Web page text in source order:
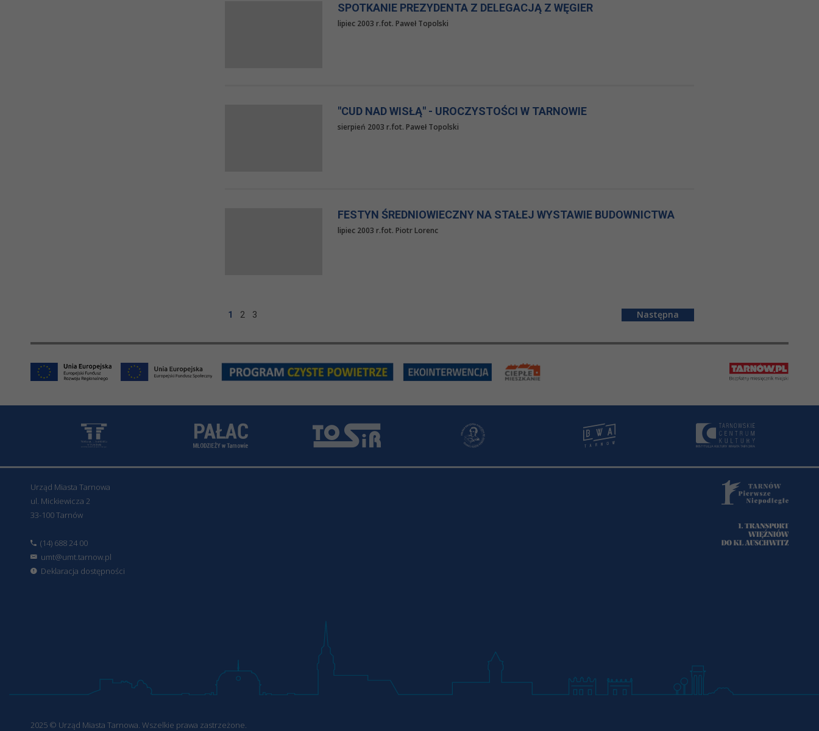
SPOTKANIE PREZYDENTA Z DELEGACJĄ Z WĘGIER
lipiec 2003 r.fot. Paweł Topolski
"CUD NAD WISŁĄ" - UROCZYSTOŚCI W TARNOWIE
sierpień 2003 r.fot. Paweł Topolski
FESTYN ŚREDNIOWIECZNY NA STAŁEJ WYSTAWIE BUDOWNICTWA
lipiec 2003 r.fot. Piotr Lorenc
1 2 3
Urząd Miasta Tarnowa
ul. Mickiewicza 2
33-100 Tarnów
(14) 688 24 00
umt@umt.tarnow.pl
Deklaracja dostępności
2025 © Urząd Miasta Tarnowa. Wszelkie prawa zastrzeżone.